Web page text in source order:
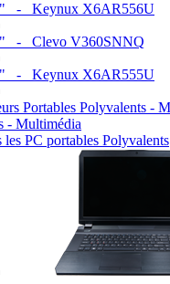
- Keynux X6AR556U
- Clevo V360SNNQ
- Keynux X6AR555U
- Multimédia
les PC portables Polyvalents